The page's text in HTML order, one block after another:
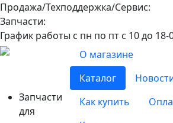
Продажа/Техподдержка/Сервис:
Запчасти:
График работы с пн по пт с 10 до 18-
Запчасти
для
О магазине
Каталог
Как купить